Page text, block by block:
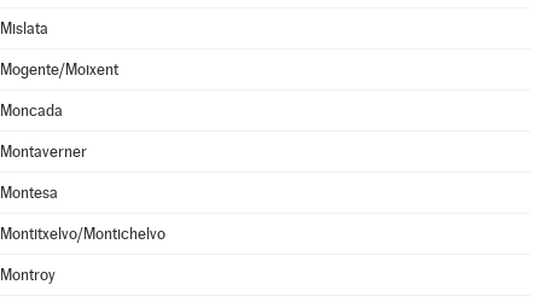
Mislata
Mogente/Moixent
Moncada
Montaverner
Montesa
Montitxelvo/Montichelvo
Montroy